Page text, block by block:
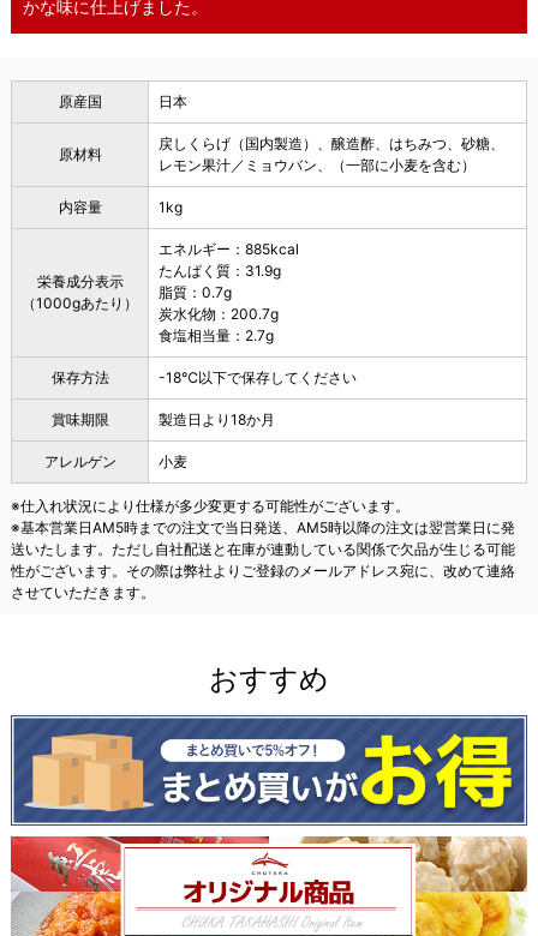
かな味に仕上げました。
原産国 日本
原材料
戻しくらげ（国内製造）、醸造酢、はちみつ、砂糖、
レモン果汁／ミョウバン、（一部に小麦を含む）
内容量 1kg
栄養成分表示
（1000gあたり）
エネルギー：885kcal
たんぱく質：31.9g
脂質：0.7g
炭水化物：200.7g
食塩相当量：2.7g
保存方法 -18℃以下で保存してください
賞味期限 製造日より18か月
アレルゲン 小麦
※仕入れ状況により仕様が多少変更する可能性がございます。
※基本営業日AM5時までの注文で当日発送、AM5時以降の注文は翌営業日に発
送いたします。ただし自社配送と在庫が連動している関係で欠品が生じる可能
性がございます。その際は弊社よりご登録のメールアドレス宛に、改めて連絡
させていただきます。
おすすめ